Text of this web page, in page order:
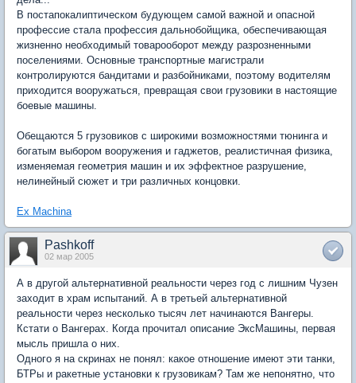
В постапокалиптическом будующем самой важной и опасной
профессие стала профессия дальнобойщика, обеспечивающая
жизненно необходимый товарооборот между разрозненными
поселениями. Основные транспортные магистрали
контролируются бандитами и разбойниками, поэтому водителям
приходится вооружаться, превращая свои грузовики в настоящие
боевые машины.
Обещаются 5 грузовиков с широкими возможностями тюнинга и
богатым выбором вооружения и гаджетов, реалистичная физика,
изменяемая геометрия машин и их эффектное разрушение,
нелинейный сюжет и три различных концовки.
Ex Machina
Pashkoff
02 мар 2005
А в другой альтернативной реальности через год с лишним Чузен
заходит в храм испытаний. А в третьей альтернативной
реальности через несколько тысяч лет начинаются Вангеры.
Кстати о Вангерах. Когда прочитал описание ЭксМашины, первая
мысль пришла о них.
Одного я на скринах не понял: какое отношение имеют эти танки,
БТРы и ракетные установки к грузовикам? Там же непонятно, что